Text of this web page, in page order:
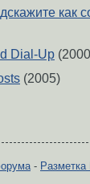
как
Dial-Up
(2005)
- Разметка